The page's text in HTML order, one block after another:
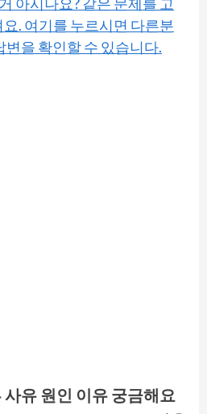
. 여기를 누르시면 다른분
변을 확인할 수 있습니다.
유 원인 이유 궁금해요